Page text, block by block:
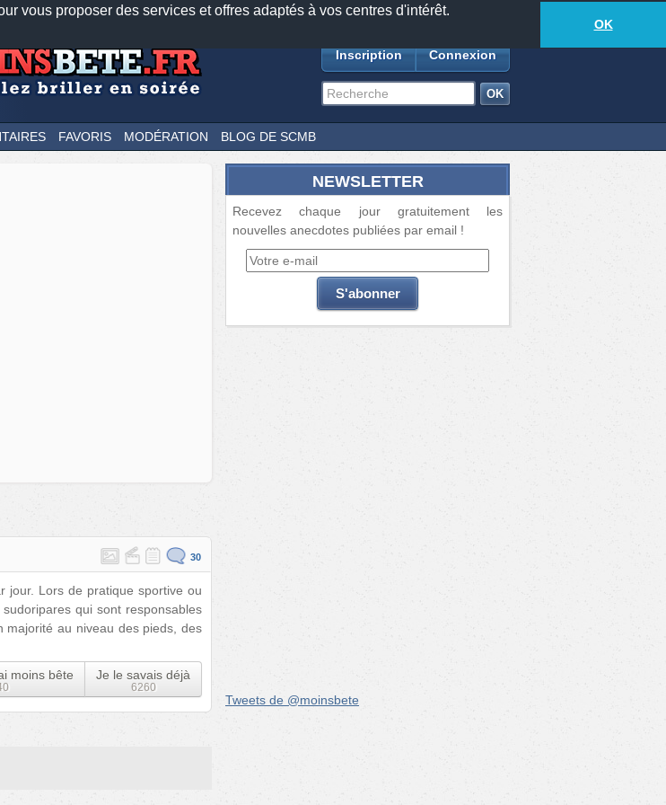
vous proposer des services et offres adaptés à vos centres d'intérêt.
OK
mobiles Newsletter Facebook
TwitterFeeds18881anecdotes-540lecteurs connectés
Inscription Connexion
FAVORIS MODÉRATION BLOG DE SCMB
30
jour. Lors de pratique sportive ou
qui sont responsables
majorité au niveau des pieds, des
moins bête
Je le savais déjà
6260
NEWSLETTER
Recevez chaque jour gratuitement les
nouvelles anecdotes publiées par email !
Tweets de @moinsbete